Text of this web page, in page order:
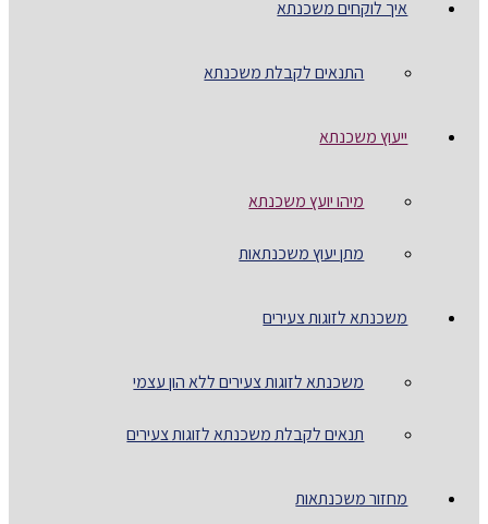
איך לוקחים משכנתא
התנאים לקבלת משכנתא
ייעוץ משכנתא
מיהו יועץ משכנתא
מתן יעוץ משכנתאות
משכנתא לזוגות צעירים
משכנתא לזוגות צעירים ללא הון עצמי
תנאים לקבלת משכנתא לזוגות צעירים
מחזור משכנתאות